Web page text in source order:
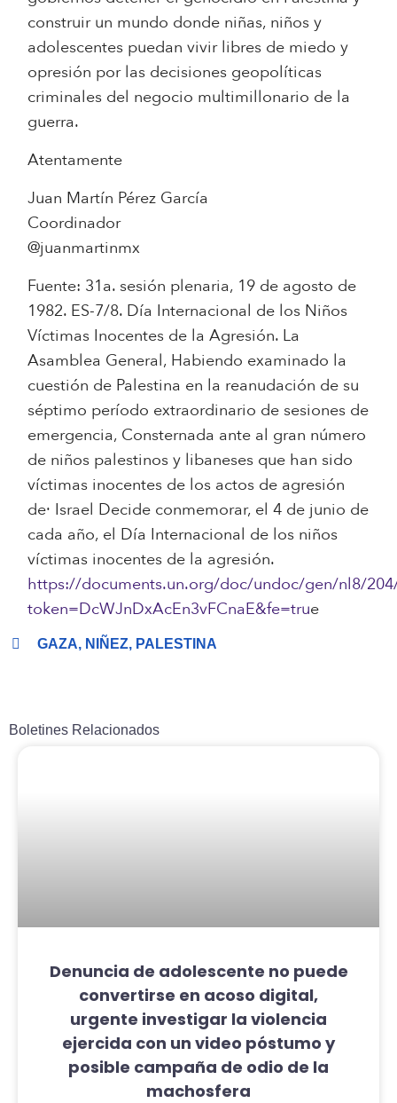
construir un mundo donde niñas, niños y
adolescentes puedan vivir libres de miedo y
opresión por las decisiones geopolíticas
criminales del negocio multimillonario de la
guerra.
Atentamente
Juan Martín Pérez García
Coordinador
@juanmartinmx
Fuente: 31a. sesión plenaria, 19 de agosto de
1982. ES-7/8. Día Internacional de los Niños
Víctimas Inocentes de la Agresión. La
Asamblea General, Habiendo examinado la
cuestión de Palestina en la reanudación de su
séptimo período extraordinario de sesiones de
emergencia, Consternada ante al gran número
de niños palestinos y libaneses que han sido
víctimas inocentes de los actos de agresión
de· Israel Decide conmemorar, el 4 de junio de
cada año, el Día Internacional de los niños
víctimas inocentes de la agresión.
https://documents.un.org/doc/undoc/gen/nl8/
token=DcWJnDxAcEn3vFCnaE&fe=true
GAZA, NIÑEZ, PALESTINA
Boletines Relacionados
Denuncia de adolescente no puede
convertirse en acoso digital,
urgente investigar la violencia
ejercida con un video póstumo y
posible campaña de odio de la
machosfera